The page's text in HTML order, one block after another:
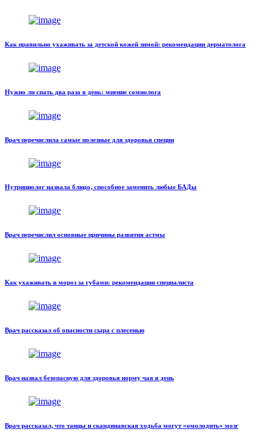
Как правильно ухаживать за детской кожей зимой: рекомендации дерматолога
Нужно ли спать два раза в день: мнение сомнолога
Врач перечислила самые полезные для здоровья специи
Нутрициолог назвала блюдо, способное заменить любые БАДы
Врач перечислил основные причины развития астмы
Как ухаживать в мороз за губами: рекомендации специалиста
Врач рассказал об опасности сыра с плесенью
Врач назвал безопасную для здоровья норму чая в день
Врач рассказал, что танцы и скандинавская ходьба могут «омолодить» мозг